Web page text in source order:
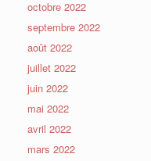
octobre 2022
septembre 2022
août 2022
juillet 2022
juin 2022
mai 2022
avril 2022
mars 2022